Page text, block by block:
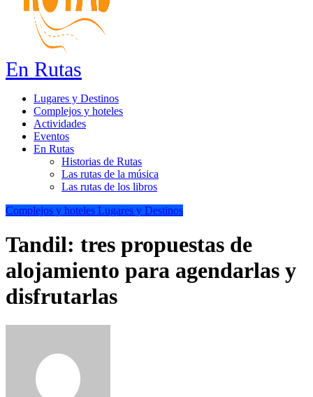
En Rutas
Lugares y Destinos
Complejos y hoteles
Actividades
Eventos
En Rutas
Historias de Rutas
Las rutas de la música
Las rutas de los libros
Complejos y hoteles Lugares y Destinos
Tandil: tres propuestas de
alojamiento para agendarlas y
disfrutarlas